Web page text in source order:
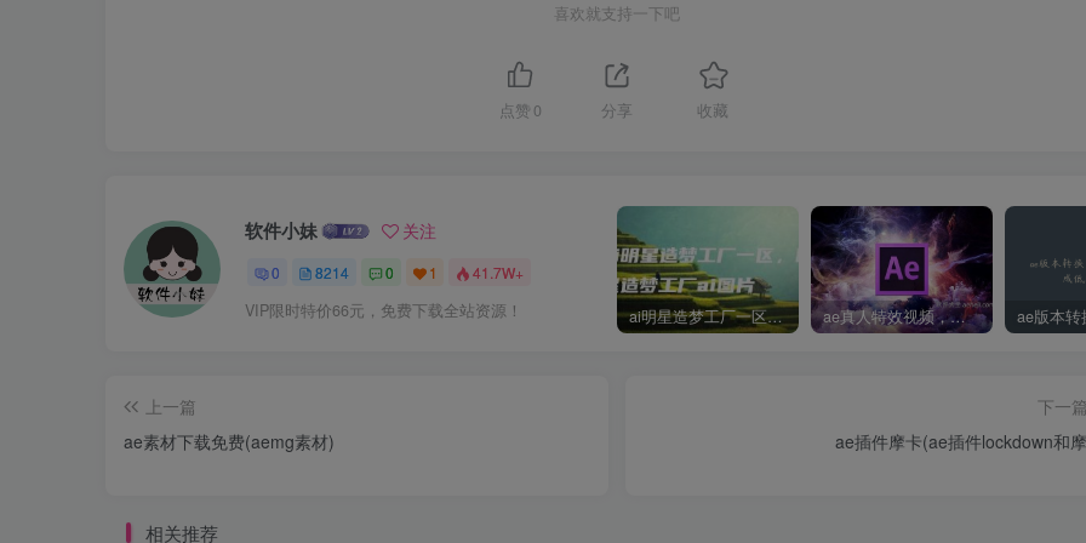
喜欢就支持一下吧
点赞 0 分享 收藏
软件小妹 关注
0 8214 0 1 41.7W+
VIP限时特价66元，免费下载全站资源！ ai明星造梦工厂一区，明星造梦工厂ai图片 ae真人特效视频，大学生第一次做ppt怎么做
上一篇
ae素材下载免费(aemg素材)
下一篇
ae插件摩卡(ae插件lockdown和
相关推荐